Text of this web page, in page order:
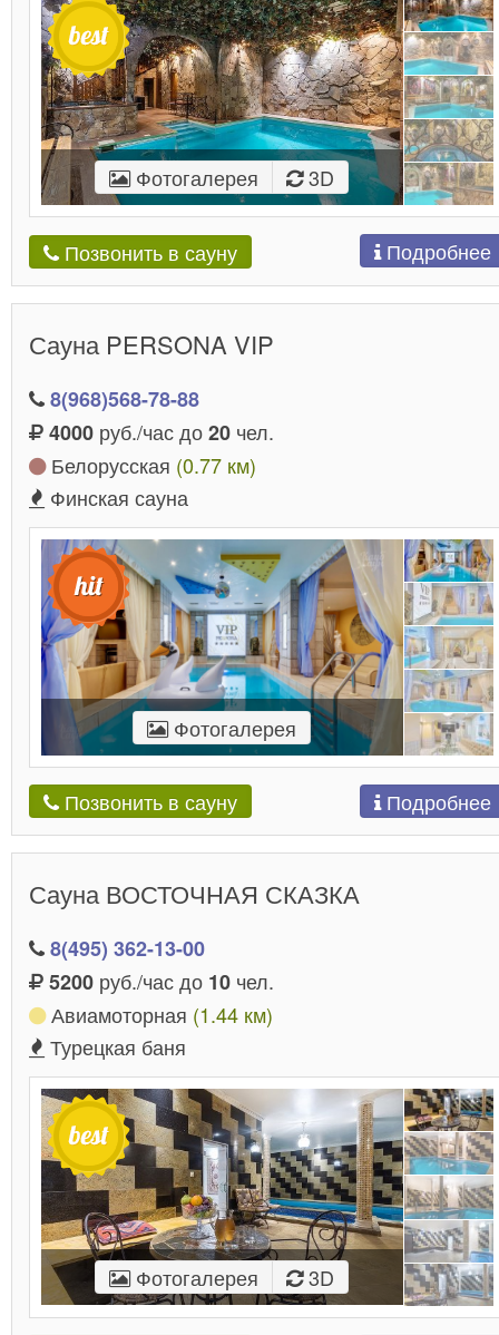
Фотогалерея 3D
Позвонить в сауну Подробнее
Сауна PERSONA VIP
8(968)568-78-88
4000 руб./час до20 чел.
Белорусская (0.77 км)
Финская сауна
Фотогалерея
Позвонить в сауну Подробнее
Сауна ВОСТОЧНАЯ СКАЗКА
8(495) 362-13-00
5200 руб./час до 10 чел.
Авиамоторная (1.44 км)
Турецкая баня
Фотогалерея 3D